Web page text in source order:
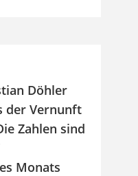
Döhler
der Vernunft
Zahlen sind
Monats